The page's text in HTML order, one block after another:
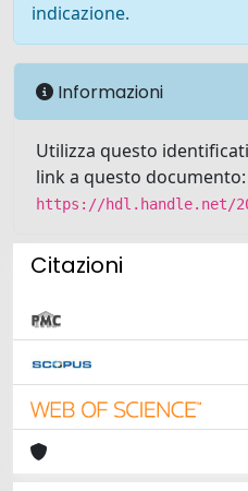
indicazione.
Informazioni
Utilizza questo
link a questo documento:
https://hdl.handle.net/
Citazioni